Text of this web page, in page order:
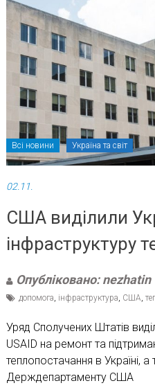
Всі новини Україна та світ
02.11.
США виділили
інфраструктуру
Опубліковано: nezhatin
допомога інфраструктура США
Уряд Сполучених Штатів
USAID на ремонт та
теплопостачання в Україні,
Держдепартаменту США